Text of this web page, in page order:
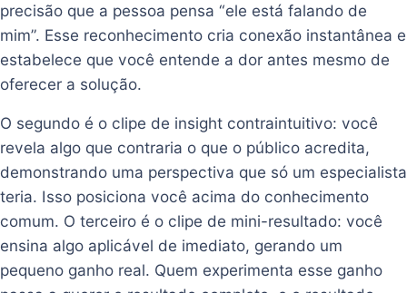
precisão que a pessoa pensa “ele está falando de
mim”. Esse reconhecimento cria conexão instantânea e
estabelece que você entende a dor antes mesmo de
oferecer a solução.
O segundo é o clipe de insight contraintuitivo: você
revela algo que contraria o que o público acredita,
demonstrando uma perspectiva que só um especialista
teria. Isso posiciona você acima do conhecimento
comum. O terceiro é o clipe de mini-resultado: você
ensina algo aplicável de imediato, gerando um
pequeno ganho real. Quem experimenta esse ganho